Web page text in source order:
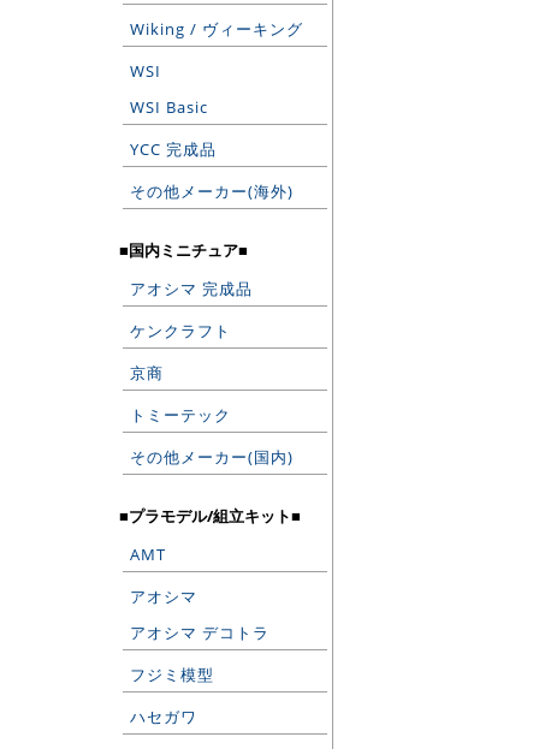
Wiking / ヴィーキング
WSI
WSI Basic
YCC 完成品
その他メーカー(海外)
■国内ミニチュア■
アオシマ 完成品
ケンクラフト
京商
トミーテック
その他メーカー(国内)
■プラモデル/組立キット■
AMT
アオシマ
アオシマ デコトラ
フジミ模型
ハセガワ